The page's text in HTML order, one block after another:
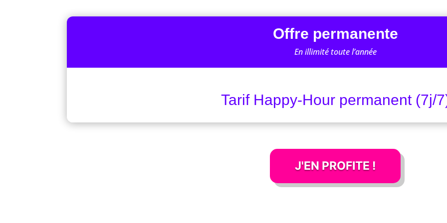
Offre permanente
En illimité toute l’année
Tarif Happy-Hour permanent (7j/
J'EN PROFITE !